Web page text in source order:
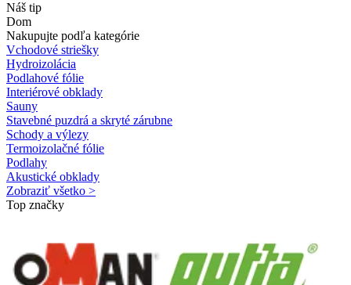
Náš tip
Dom
Nakupujte podľa kategórie
Vchodové striešky
Hydroizolácia
Podlahové fólie
Interiérové obklady
Sauny
Stavebné puzdrá a skryté zárubne
Schody a výlezy
Termoizolačné fólie
Podlahy
Akustické obklady
Zobraziť všetko >
Top značky